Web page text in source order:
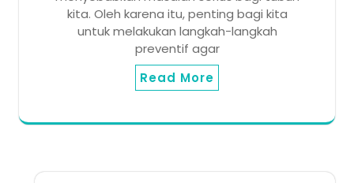
kita. Oleh karena itu, penting bagi kita
untuk melakukan langkah-langkah
preventif agar
Read More